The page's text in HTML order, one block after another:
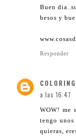
Buen
besos y
Responder
a las 16:47
WOW! me
tengo unos
quieras,